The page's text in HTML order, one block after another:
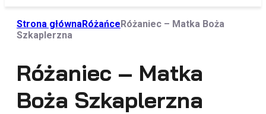
Strona głównaRóżańceRóżaniec – Matka Boża
Szkaplerzna
Różaniec – Matka
Boża Szkaplerzna